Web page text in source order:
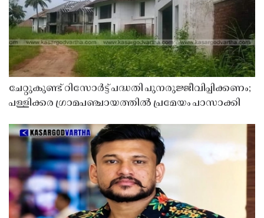
ചേറ്റുകുണ്ട് റിസോർട്ട് പദ്ധതി പുനരുജ്ജീവിപ്പിക്കണം;
പള്ളിക്കര ഗ്രാമപഞ്ചായത്തിൽ പ്രമേയം പാസാക്കി